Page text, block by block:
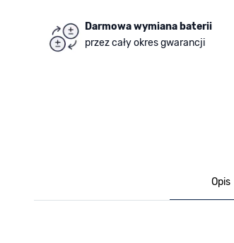
Darmowa wymiana baterii
przez cały okres gwarancji
Opis